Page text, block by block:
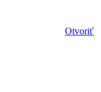
Otvoriť